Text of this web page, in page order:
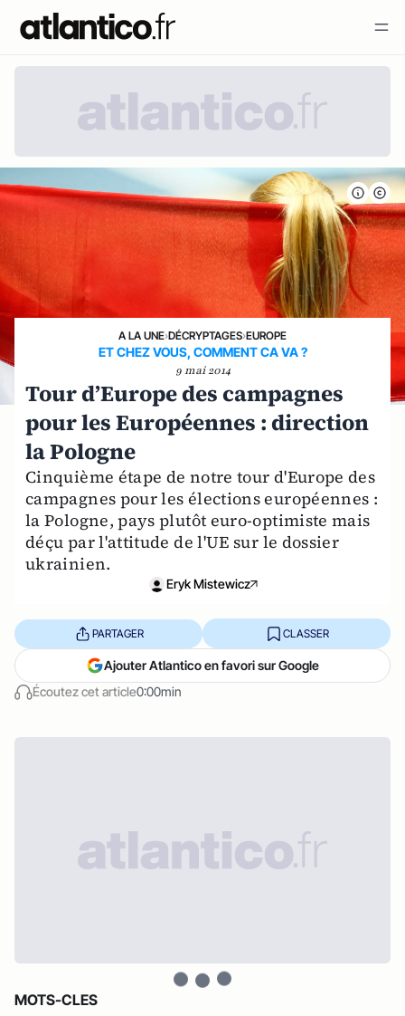
A LA UNE›DÉCRYPTAGES›EUROPE
ET CHEZ VOUS, COMMENT CA VA ?
9 mai 2014
Tour d’Europe des campagnes
pour les Européennes : direction
la Pologne
Cinquième étape de notre tour d'Europe des
campagnes pour les élections européennes :
la Pologne, pays plutôt euro-optimiste mais
déçu par l'attitude de l'UE sur le dossier
ukrainien.
Eryk Mistewicz
Écoutez cet article0:00min
PARTAGER CLASSER
Ajouter Atlantico en favori sur Google
MOTS-CLES